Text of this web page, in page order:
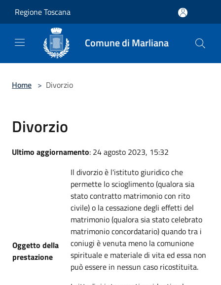
Regione Toscana
Comune di Marliana
Home > Divorzio
Divorzio
Ultimo aggiornamento: 24 agosto 2023, 15:32
Oggetto della
prestazione
Il divorzio è l'istituto giuridico che
permette lo scioglimento (qualora sia
stato contratto matrimonio con rito
civile) o la cessazione degli effetti del
matrimonio (qualora sia stato celebrato
matrimonio concordatario) quando tra i
coniugi è venuta meno la comunione
spirituale e materiale di vita ed essa non
può essere in nessun caso ricostituita.